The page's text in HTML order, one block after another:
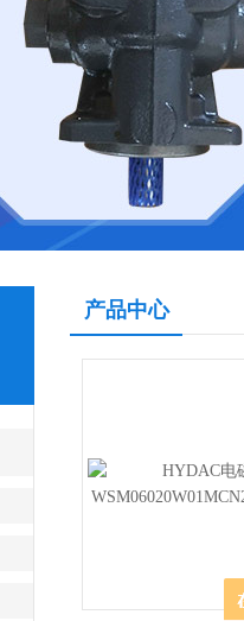
产品中心